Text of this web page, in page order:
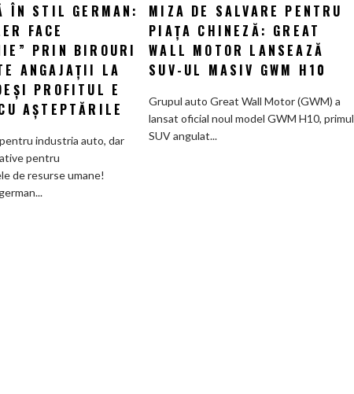
Eficiență
în
stil
Schaeffler
face
„curățenie”
birouri
și
trimite
angajații
ÎN STIL GERMAN:
FACE
PRIN BIROURI
ANGAJAȚII LA
PROFITUL E
AȘTEPTĂRILE
industria auto, dar
pentru
de resurse umane!
Miza
de
salvare
piața
chineză:
Great
MIZA DE SALVARE PENTRU
PIAȚA CHINEZĂ: GREAT
WALL MOTOR LANSEAZĂ
SUV-UL MASIV GWM H10
Grupul auto Great Wall Motor (GWM) a
lansat oficial noul model GWM H10, primul
SUV angulat...